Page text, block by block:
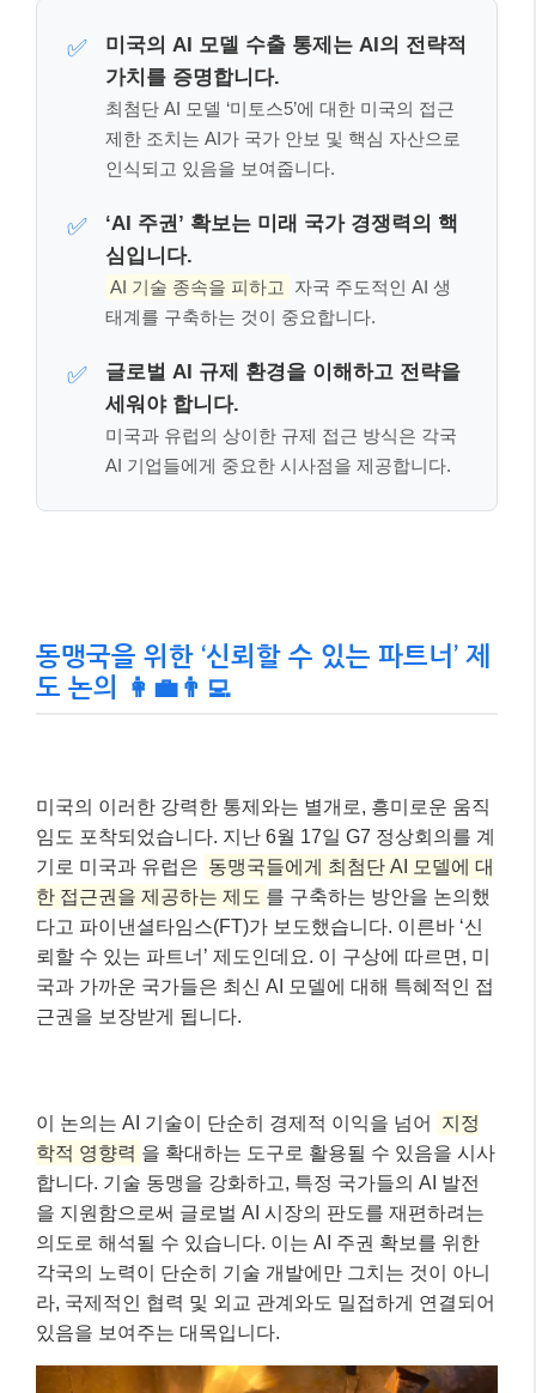
✅
미국의 AI 모델 수출 통제는 AI의 전략적
가치를 증명합니다.
최첨단 AI 모델 ‘미토스5’에 대한 미국의 접근
제한 조치는 AI가 국가 안보 및 핵심 자산으로
인식되고 있음을 보여줍니다.
✅
‘AI 주권’ 확보는 미래 국가 경쟁력의 핵
심입니다.
AI 기술 종속을 피하고
자국 주도적인 AI 생
태계를 구축하는 것이 중요합니다.
✅
글로벌 AI 규제 환경을 이해하고 전략을
세워야 합니다.
미국과 유럽의 상이한 규제 접근 방식은 각국
AI 기업들에게 중요한 시사점을 제공합니다.
동맹국을 위한 ‘신뢰할 수 있는 파트너’ 제
도 논의 👩‍💼👨‍💻
미국의 이러한 강력한 통제와는 별개로, 흥미로운 움직
임도 포착되었습니다. 지난 6월 17일 G7 정상회의를 계
기로 미국과 유럽은 동맹국들에게 최첨단 AI 모델에 대
한 접근권을 제공하는 제도 를 구축하는 방안을 논의했
다고 파이낸셜타임스(FT)가 보도했습니다. 이른바 ‘신
뢰할 수 있는 파트너’ 제도인데요. 이 구상에 따르면, 미
국과 가까운 국가들은 최신 AI 모델에 대해 특혜적인 접
근권을 보장받게 됩니다.
이 논의는 AI 기술이 단순히 경제적 이익을 넘어
지정
학적 영향력 을 확대하는 도구로 활용될 수 있음을 시사
합니다. 기술 동맹을 강화하고, 특정 국가들의 AI 발전
을 지원함으로써 글로벌 AI 시장의 판도를 재편하려는
의도로 해석될 수 있습니다. 이는 AI 주권 확보를 위한
각국의 노력이 단순히 기술 개발에만 그치는 것이 아니
라, 국제적인 협력 및 외교 관계와도 밀접하게 연결되어
있음을 보여주는 대목입니다.